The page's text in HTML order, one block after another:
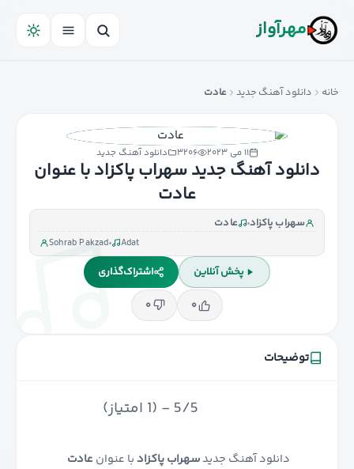
مهرآواز
خانه دانلود آهنگ جدید عادت
۱۱ می ۲۰۲۳ ۳۲۰۶ دانلود آهنگ جدید
دانلود آهنگ جدید سهراب پاکزاد با عنوان
عادت
سهراب پاکزاد عادت
Sohrab Pakzad Adat
پخش آنلاین اشتراک‌گذاری
۰ ۰
توضیحات
5/5 - (1 امتیاز)
دانلود آهنگ جدیدسهراب پاکزادبا عنوان عادت